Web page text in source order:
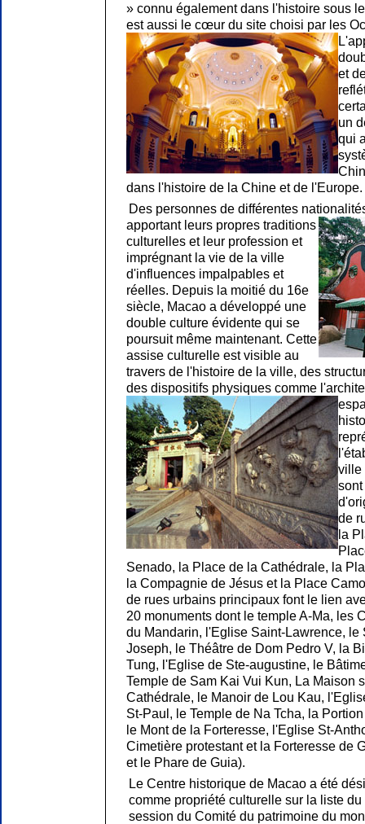
» connu également dans l'histoire sous
est aussi le cœur du site choisi par les
et
un
qui
dans l'histoire de la Chine et de l'Europe.
Des personnes de différentes
apportant leurs propres traditions
culturelles et leur profession et
imprégnant la vie de la ville
d'influences impalpables et
réelles. Depuis la moitié du 16e
siècle, Macao a développé une
double culture évidente qui se
poursuit même maintenant. Cette
assise culturelle est visible au
travers de l'histoire de la ville, des
des dispositifs physiques comme
ville
de
la
Senado, la Place de la Cathédrale, la
la Compagnie de Jésus et la Place
de rues urbains principaux font le lien
20 monuments dont le temple A-Ma, les
du Mandarin, l'Eglise Saint-Lawrence, le
Joseph, le Théâtre de Dom Pedro V, la
Tung, l'Eglise de Ste-augustine, le
Temple de Sam Kai Vui Kun, La Maison
Cathédrale, le Manoir de Lou Kau,
St-Paul, le Temple de Na Tcha, la
le Mont de la Forteresse, l'Eglise St-
Cimetière protestant et la Forteresse de
et le Phare de Guia).
Le Centre historique de Macao a été
comme propriété culturelle sur la liste
session du Comité du patrimoine du